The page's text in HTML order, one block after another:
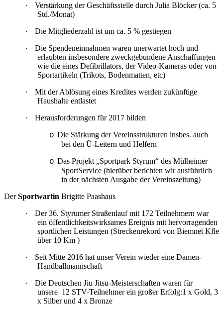
·
Verstärkung der Geschäftsstelle durch Julia Blöcker (ca. 5
Std./Monat)
·
Die Mitgliederzahl ist um ca. 5 % gestiegen
·
Die Spendeneinnahmen waren unerwartet hoch und
erlaubten insbesondere zweckgebundene Anschaffungen
wie die eines Defibrillators, der Video-Kameras oder von
Sportartikeln (Trikots, Bodenmatten, etc)
·
Mit der Ablösung eines Kredites werden zukünftige
Haushalte entlastet
·
Herausforderungen für 2017 bilden
o Die Stärkung der Vereinsstrukturen insbes. auch
bei den Ü-Leitern und Helfern
o Das Projekt „Sportpark Styrum“ des Mülheimer
SportService (hierüber berichten wir ausführlich
in der nächsten Ausgabe der Vereinszeitung)
DerSportwartin Brigitte Paashaus
·
Der 36. Styrumer Straßenlauf mit 172 Teilnehmern war
ein öffentlichkeitswirksames Ereignis mit hervorragenden
sportlichen Leistungen (Streckenrekord von Biemnet Kfle
über 10 Km )
·
Seit Mitte 2016 hat unser Verein wieder eine Damen-
Handballmannschaft
·
Die Deutschen Jiu Jitsu-Meisterschaften waren für
unsere 12 STV-Teilnehmer ein großer Erfolg:1 x Gold, 3
x Silber und 4 x Bronze